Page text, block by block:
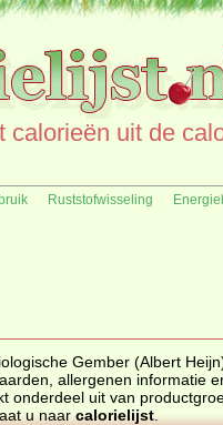
calorieën uit de
Ruststofwisseling
Gember (Albert Heijn) is te
allergenen informatie
maakt onderdeel uit van
u naar calorielijst